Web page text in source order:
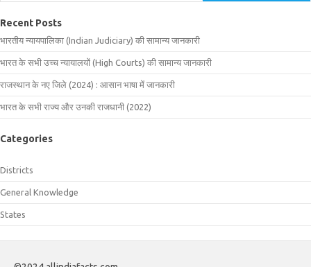
Recent Posts
भारतीय न्यायपालिका (Indian Judiciary) की सामान्य जानकारी
भारत के सभी उच्च न्यायालयों (High Courts) की सामान्य जानकारी
राजस्थान के नए जिले (2024) : आसान भाषा में जानकारी
भारत के सभी राज्य और उनकी राजधानी (2022)
Categories
Districts
General Knowledge
States